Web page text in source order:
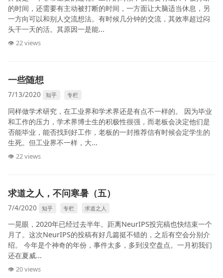
的时间，还需要有主动被打断的时间，一方面让大脑适当休息，另
一方向可以和别人交流想法。有时候几分钟的交流，其效率超过闷
头干一天的活。其原因一是能...
👁 22 views
一些随想
7/13/2020 知乎 专栏
同样做学术研究，在工业界和学术界还是有点不一样的。 因为毕业
和工作的压力，学术界博士生的积极性很强，而老板会决定他们是
否能毕业，能否找到好工作，老板的一封推荐信有时候会定学生的
生死。但工业界不一样，大...
👁 22 views
求道之人，不问寒暑（五）
7/4/2020 知乎 专栏 求道之人
一晃眼，2020年已经过去半年。距离NeurIPS投完稿也快结束一个
月了。这次NeurIPS的投稿有好几篇挺不错的，之后有空会分别介
绍。 今年是个神奇的年份，事件太多，多到没空盘点。一月初我们
还在夏威...
👁 20 views